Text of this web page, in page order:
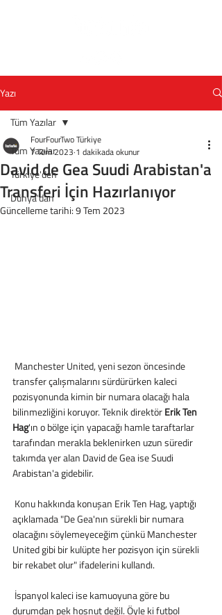
Yazı
Tüm Yazılar
Türkiye'den
Dünya'dan
Tüm Yazılar
David de Gea Suudi Arabistan'a
Transferi İçin Hazırlanıyor
FourFourTwo Türkiye
7 Tem 2023 1 dakikada okunur
Güncelleme tarihi:9 Tem 2023
transfer çalışmalarını sürdürürken kaleci
pozisyonunda kimin bir numara olacağı hala
bilinmezliğini koruyor. Teknik direktör Erik Ten
Hag'ın o bölge için yapacağı hamle taraftarlar
tarafından merakla beklenirken uzun süredir
takımda yer alan David de Gea ise Suudi
Arabistan'a gidebilir.
açıklamada "De Gea'nın sürekli bir numara
olacağını söylemeyeceğim çünkü Manchester
United gibi bir kulüpte her pozisyon için sürekli
bir rekabet olur" ifadelerini kullandı.
durumdan pek hoşnut değil. Öyle ki futbol